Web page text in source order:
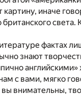
иначе
фактах
знают
с вами, мягко
внимательны,